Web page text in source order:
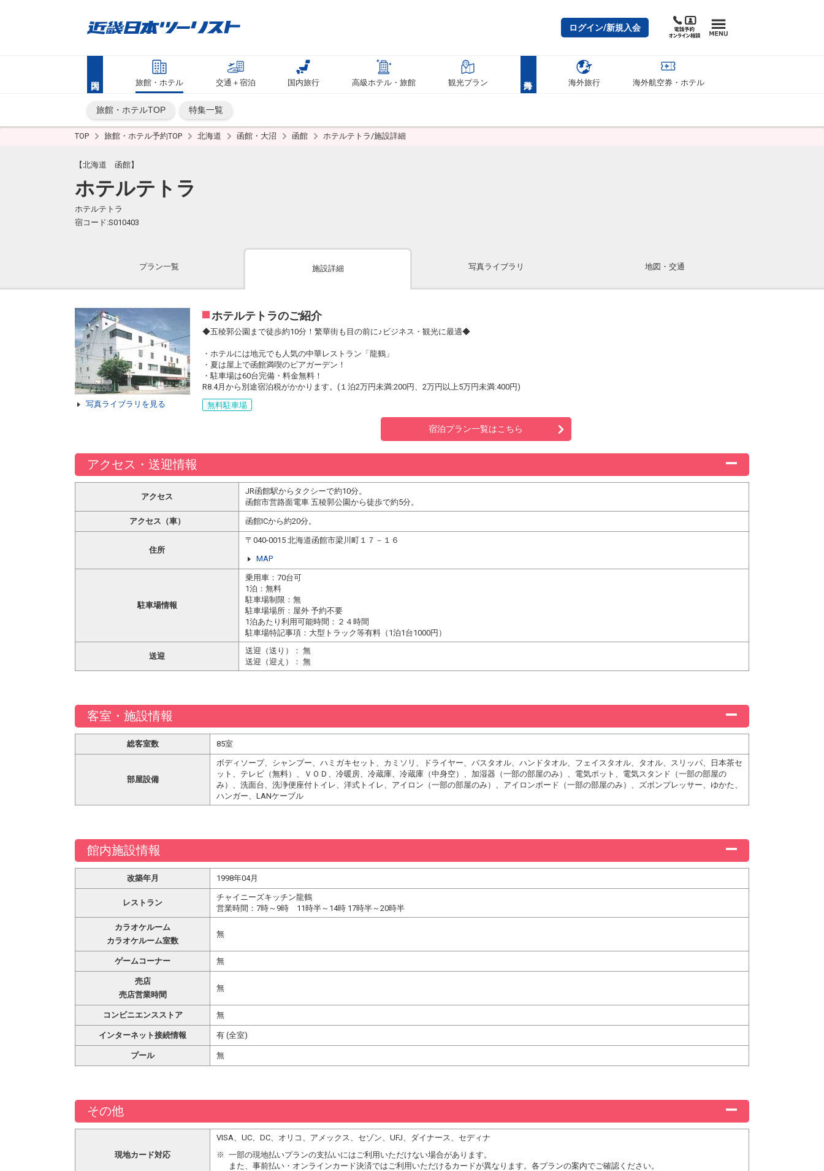
ログイン/新規入会
旅館・ホテル 交通＋宿泊 国内旅行 高級ホテル・旅館 観光プラン 海外旅行 海外航空券・ホテル
旅館・ホテルTOP 特集一覧
TOP 旅館・ホテル予約TOP 北海道 函館・大沼 函館 ホテルテトラ/施設詳細
【北海道 函館】
ホテルテトラ
ホテルテトラ
宿コード:S010403
プラン一覧 施設詳細 写真ライブラリ 地図・交通
写真ライブラリを見る
ホテルテトラのご紹介
◆五稜郭公園まで徒歩約10分！繁華街も目の前に♪ビジネス・観光に最適◆
・ホテルには地元でも人気の中華レストラン「龍鶴」
・夏は屋上で函館満喫のビアガーデン！
・駐車場は60台完備・料金無料！
R8.4月から別途宿泊税がかかります。(１泊2万円未満:200円、2万円以上5万円未満:400円)
無料駐車場
宿泊プラン一覧はこちら
アクセス・送迎情報
アクセス
JR函館駅からタクシーで約10分。
函館市営路面電車 五稜郭公園から徒歩で約5分。
アクセス（車） 函館ICから約20分。
住所
〒040-0015 北海道函館市梁川町１７－１６
MAP
駐車場情報
乗用車：70台可
1泊：無料
駐車場制限：無
駐車場場所：屋外 予約不要
1泊あたり利用可能時間：２４時間
駐車場特記事項：大型トラック等有料（1泊1台1000円）
送迎
送迎（送り）： 無
送迎（迎え）： 無
客室・施設情報
総客室数 85室
部屋設備
ボディソープ、シャンプー、ハミガキセット、カミソリ、ドライヤー、バスタオル、ハンドタオル、フェイスタオル、タオル、スリッパ、日本茶セ
ット、テレビ（無料）、ＶＯＤ、冷暖房、冷蔵庫、冷蔵庫（中身空）、加湿器（一部の部屋のみ）、電気ポット、電気スタンド（一部の部屋の
み）、洗面台、洗浄便座付トイレ、洋式トイレ、アイロン（一部の部屋のみ）、アイロンボード（一部の部屋のみ）、ズボンプレッサー、ゆかた、
ハンガー、LANケーブル
館内施設情報
改築年月 1998年04月
レストラン
チャイニーズキッチン龍鶴
営業時間：7時～9時 11時半～14時 17時半～20時半
カラオケルーム
カラオケルーム室数
無
ゲームコーナー 無
売店
売店営業時間
無
コンビニエンスストア 無
インターネット接続情報 有 (全室)
プール 無
その他
現地カード対応
VISA、UC、DC、オリコ、アメックス、セゾン、UFJ、ダイナース、セディナ
一部の現地払いプランの支払いにはご利用いただけない場合があります。
また、事前払い・オンラインカード決済ではご利用いただけるカードが異なります。各プランの案内でご確認ください。